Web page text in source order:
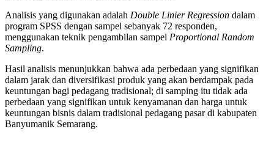
Analisis yang digunakan adalah Double Linier Regression dalam
program SPSS dengan sampel sebanyak 72 responden,
menggunakan teknik pengambilan sampel Proportional Random
Sampling.
Hasil analisis menunjukkan bahwa ada perbedaan yang signifikan
dalam jarak dan diversifikasi produk yang akan berdampak pada
keuntungan bagi pedagang tradisional; di samping itu tidak ada
perbedaan yang signifikan untuk kenyamanan dan harga untuk
keuntungan bisnis dalam tradisional pedagang pasar di kabupaten
Banyumanik Semarang.